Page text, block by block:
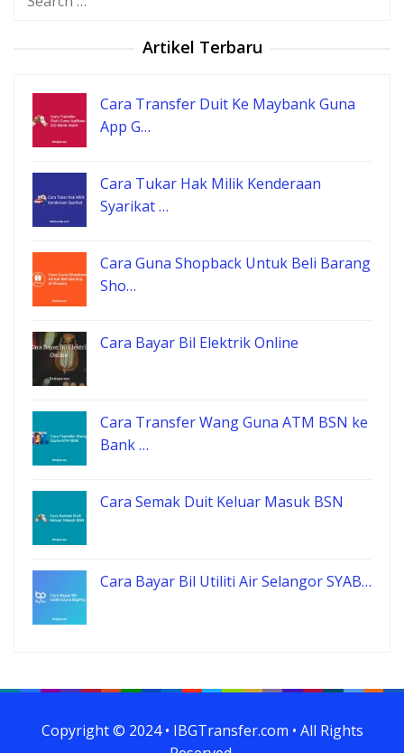
Artikel Terbaru
Cara Transfer Duit Ke Maybank Guna
App G…
Cara Tukar Hak Milik Kenderaan
Syarikat …
Cara Guna Shopback Untuk Beli Barang
Sho…
Cara Bayar Bil Elektrik Online
Cara Transfer Wang Guna ATM BSN ke
Bank …
Cara Semak Duit Keluar Masuk BSN
Cara Bayar Bil Utiliti Air Selangor SYAB…
Copyright © 2024 • IBGTransfer.com • All Rights